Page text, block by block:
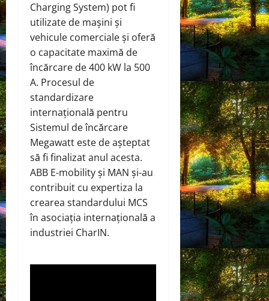
Charging System) pot fi
utilizate de mașini și
vehicule comerciale și oferă
o capacitate maximă de
încărcare de 400 kW la 500
A. Procesul de
standardizare
internațională pentru
Sistemul de încărcare
Megawatt este de așteptat
să fi finalizat anul acesta.
ABB E-mobility și MAN și-au
contribuit cu expertiza la
crearea standardului MCS
în asociația internațională a
industriei CharIN.